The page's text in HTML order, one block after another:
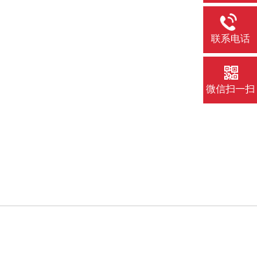
联系电话
微信扫一扫